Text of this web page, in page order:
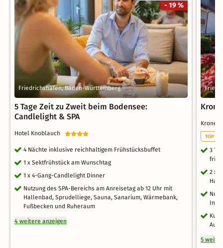
- 19 %
Friedrichshafen, Baden-Württemberg
5 Tage Zeit zu Zweit beim Bodensee:
Candlelight & SPA
Hotel Knoblauch
4 Nächte inklusive reichhaltigem Frühstücksbuffet
1 x Sektfrühstück am Wunschtag
1 x 4-Gang-Candlelight Dinner
Nutzung des SPA-Bereichs am Anreisetag ab 12 Uhr mit
Hallenbad, Sprudelliege, Sauna, Sanarium, Wärmebank,
Fußbecken und Ruheraum
4 weitere anzeigen
Krone
TOP
3
2 x
5